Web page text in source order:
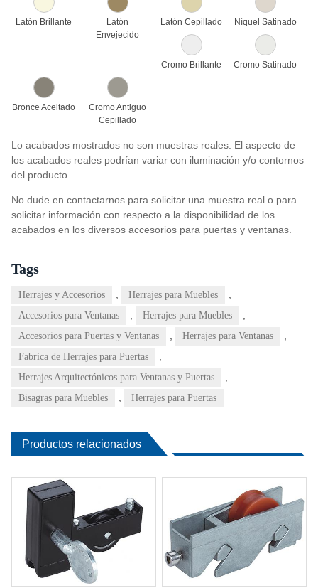
Latón Brillante
Latón
Envejecido
Latón Cepillado Níquel Satinado
Cromo Brillante Cromo Satinado
Bronce Aceitado
Cromo Antiguo
Cepillado
Lo acabados mostrados no son muestras reales. El aspecto de
los acabados reales podrían variar con iluminación y/o contornos
del producto.
No dude en contactarnos para solicitar una muestra real o para
solicitar información con respecto a la disponibilidad de los
acabados en los diversos accesorios para puertas y ventanas.
Tags
Herrajes y Accesorios , Herrajes para Muebles ,
Accesorios para Ventanas , Herrajes para Muebles ,
Accesorios para Puertas y Ventanas , Herrajes para Ventanas ,
Fabrica de Herrajes para Puertas ,
Herrajes Arquitectónicos para Ventanas y Puertas ,
Bisagras para Muebles , Herrajes para Puertas
Productos relacionados